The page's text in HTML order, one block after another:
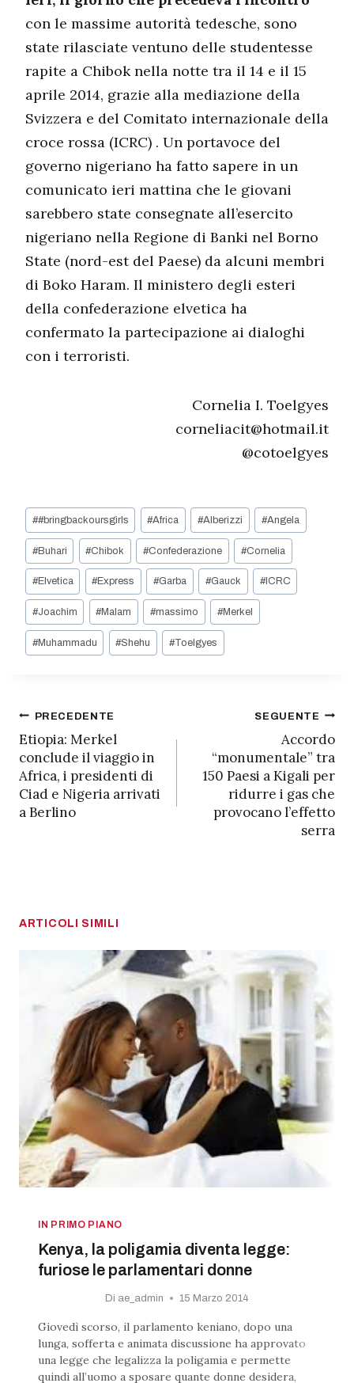
con le massime autorità tedesche, sono
state rilasciate ventuno delle studentesse
rapite a Chibok nella notte tra il 14 e il 15
aprile 2014, grazie alla mediazione della
Svizzera e del Comitato internazionale della
croce rossa (ICRC) . Un portavoce del
governo nigeriano ha fatto sapere in un
comunicato ieri mattina che le giovani
sarebbero state consegnate all’esercito
nigeriano nella Regione di Banki nel Borno
State (nord-est del Paese) da alcuni membri
di Boko Haram. Il ministero degli esteri
della confederazione elvetica ha
confermato la partecipazione ai dialoghi
con i terroristi.
Cornelia I. Toelgyes
corneliacit@hotmail.it
@cotoelgyes
Tag
articolo:
##bringbackoursgirls #Africa #Alberizzi #Angela
#Buhari #Chibok #Confederazione #Cornelia
#Elvetica #Express #Garba #Gauck #ICRC
#Joachim #Malam #massimo #Merkel
#Muhammadu #Shehu #Toelgyes
Navigazione
articoli
PRECEDENTE
Etiopia: Merkel
conclude il viaggio in
Africa, i presidenti di
Ciad e Nigeria arrivati
a Berlino
SEGUENTE
Accordo
“monumentale” tra
150 Paesi a Kigali per
ridurre i gas che
provocano l’effetto
serra
ARTICOLI SIMILI
IN PRIMO PIANO
Kenya, la poligamia diventa legge:
furiose le parlamentari donne
Di ae_admin 15 Marzo 2014
Giovedì scorso, il parlamento keniano, dopo una
lunga, sofferta e animata discussione ha approvato
una legge che legalizza la poligamia e permette
quindi all’uomo a sposare quante donne desidera,